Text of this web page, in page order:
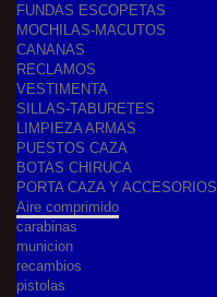
FUNDAS ESCOPETAS
MOCHILAS-MACUTOS
CANANAS
RECLAMOS
VESTIMENTA
SILLAS-TABURETES
LIMPIEZA ARMAS
PUESTOS CAZA
BOTAS CHIRUCA
PORTA CAZA Y ACCESORIOS
Aire comprimido
carabinas
municion
recambios
pistolas